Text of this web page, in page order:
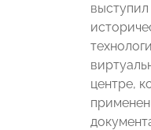
центре,